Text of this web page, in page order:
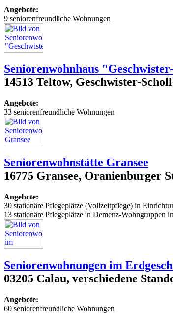
Angebote:
9 seniorenfreundliche Wohnungen
Seniorenwohnhaus
14513 Teltow, Geschwister-
Angebote:
33 seniorenfreundliche Wohnungen
Seniorenwohnstätte Gransee
16775 Gransee, Oranienburger
Angebote:
30 stationäre Pflegeplätze (Vollzeitpflege) in
13 stationäre Pflegeplätze in Demenz-Wohngruppen
Seniorenwohnungen im
03205 Calau, verschiedene
Angebote:
60 seniorenfreundliche Wohnungen